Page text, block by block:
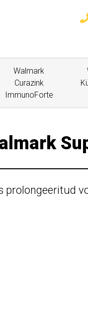
Walmark
Curazink
ImmunoForte
prolongeeritud